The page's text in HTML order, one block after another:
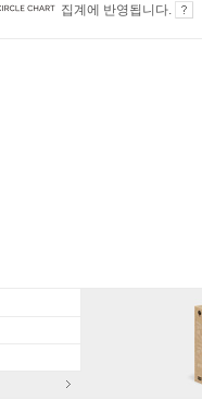
집계에 반영됩니다.